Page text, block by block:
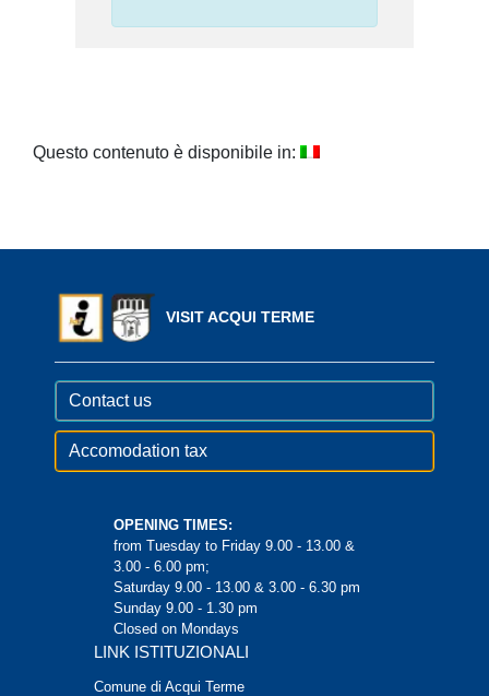
Questo contenuto è disponibile in:
VISIT ACQUI TERME
Contact us
Accomodation tax
OPENING TIMES:
from Tuesday to Friday 9.00 - 13.00 &
3.00 - 6.00 pm;
Saturday 9.00 - 13.00 & 3.00 - 6.30 pm
Sunday 9.00 - 1.30 pm
Closed on Mondays
LINK ISTITUZIONALI
Comune di Acqui Terme